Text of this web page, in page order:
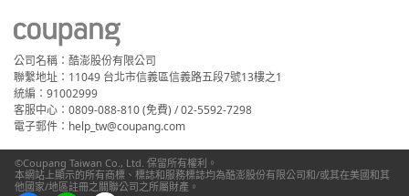
公司名稱：酷澎股份有限公司
聯繫地址：11049 台北市信義區信義路五段7號13樓之1
統編：91002999
客服中心：0809-088-810 (免費) / 02-5592-7298
電子郵件：help_tw@coupang.com
©Coupang Taiwan Co., Ltd. 保留所有權利。
本網站上顯示的所有商標、標誌和服務標誌均為酷澎股份有限公司和/或其在美國和其
他國家/地區註冊之關聯公司之所屬財產。